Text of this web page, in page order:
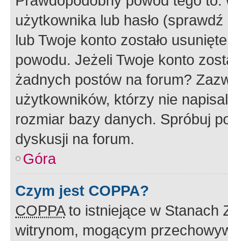
użytkownika lub hasło
lub Twoje konto zostało
powodu. Jeżeli Twoje konto
żadnych postów na forum?
użytkowników, którzy nie
rozmiar bazy danych. Spróbuj
dyskusji na forum.
Góra
Czym jest COPPA?
COPPAto istniejące w Stanach
witrynom, mogącym